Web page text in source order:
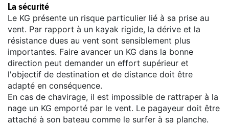
La sécurité
Le KG présente un risque particulier lié à sa prise au
vent. Par rapport à un kayak rigide, la dérive et la
résistance dues au vent sont sensiblement plus
importantes. Faire avancer un KG dans la bonne
direction peut demander un effort supérieur et
l'objectif de destination et de distance doit être
adapté en conséquence.
En cas de chavirage, il est impossible de rattraper à la
nage un KG emporté par le vent. Le pagayeur doit être
attaché à son bateau comme le surfer à sa planche.